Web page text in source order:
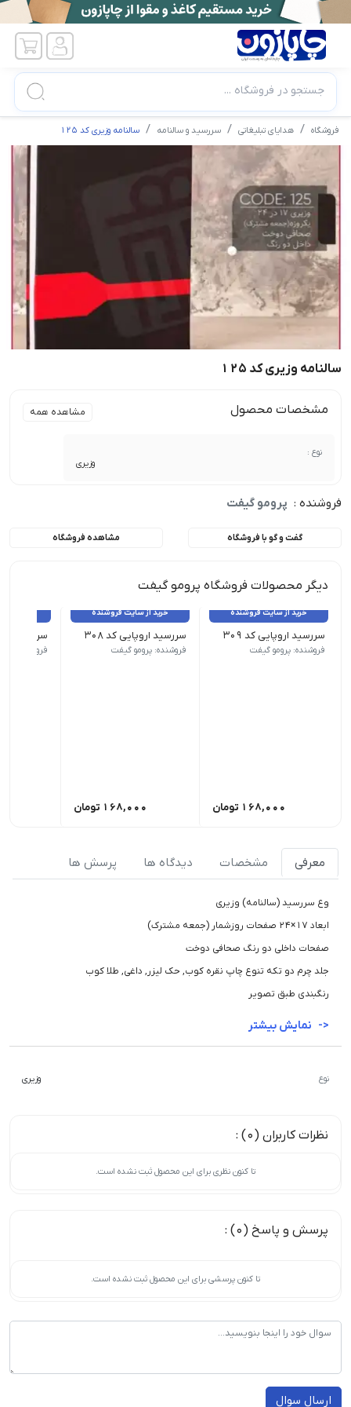
جستجو در فروشگاه ...
فروشگاه هدایای تبلیغاتی سررسید و سالنامه سالنامه وزیری کد 125
سالنامه وزیری کد 125
مشخصات محصول مشاهده همه
نوع :
وزیری
فروشنده : پرومو گیفت
گفت و گو با فروشگاه مشاهده فروشگاه
دیگر محصولات فروشگاه پرومو گیفت
خرید از سایت فروشنده
سررسید اروپایی کد 309
نوع سررسید (سالنامه) اروپایی | ابعاد 13.5×22 | صفحات روزشمار (جمعه مشترک) | صفحات داخلی دو رنگ
فروشنده: پرومو گیفت
168,000 تومان
خرید از سایت فروشنده
سررسید اروپایی کد 308
نوع سررسید (سالنامه) اروپایی | ابعاد 13.5×22 | صفحات روزشمار (جمعه مشترک) | صفحات داخلی دو رنگ
فروشنده: پرومو گیفت
168,000 تومان
سررسید
نوع سررسید (سالنامه)
فروشنده:
معرفی مشخصات دیدگاه ها پرسش ها
وع سررسید (سالنامه) وزیری
ابعاد 17×24 صفحات روزشمار (جمعه مشترک)
صفحات داخلی دو رنگ صحافی دوخت
جلد چرم دو تکه تنوع چاپ نقره کوب, حک لیزر, داغی, طلا کوب
رنگبندی طبق تصویر
نوع وزیری
نظرات کاربران (0) :
تا کنون نظری برای این محصول ثبت نشده است.
پرسش و پاسخ (0) :
تا کنون پرسشی برای این محصول ثبت نشده است.
ارسال سوال